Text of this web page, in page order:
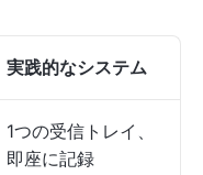
実践的なシステム
1つの受信トレイ、
即座に記録